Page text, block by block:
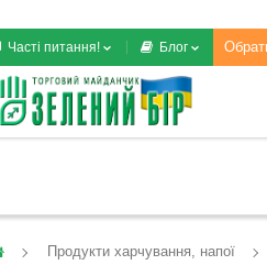
Часті питання! Блог
Продукти харчування, напої